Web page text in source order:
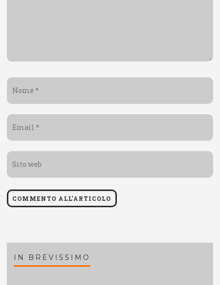
*
*
web
IN BREVISSIMO